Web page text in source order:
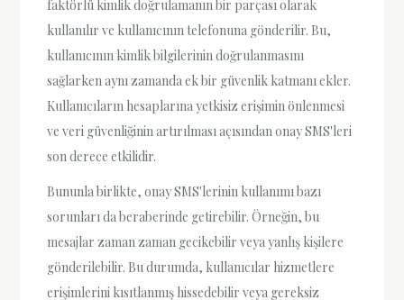
faktörlü kimlik doğrulamanın bir parçası olarak
kullanılır ve kullanıcının telefonuna gönderilir. Bu,
kullanıcının kimlik bilgilerinin doğrulanmasını
sağlarken aynı zamanda ek bir güvenlik katmanı ekler.
Kullanıcıların hesaplarına yetkisiz erişimin önlenmesi
ve veri güvenliğinin artırılması açısından onay SMS'leri
son derece etkilidir.
Bununla birlikte, onay SMS'lerinin kullanımı bazı
sorunları da beraberinde getirebilir. Örneğin, bu
mesajlar zaman zaman gecikebilir veya yanlış kişilere
gönderilebilir. Bu durumda, kullanıcılar hizmetlere
erişimlerini kısıtlanmış hissedebilir veya gereksiz